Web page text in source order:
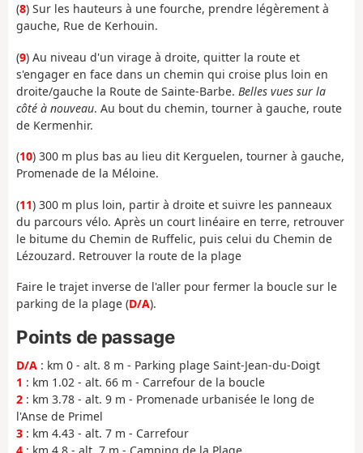
(8) Sur les hauteurs à une fourche, prendre légèrement à
gauche, Rue de Kerhouin.
(9) Au niveau d'un virage à droite, quitter la route et
s'engager en face dans un chemin qui croise plus loin en
droite/gauche la Route de Sainte-Barbe. Belles vues sur la
côté à nouveau. Au bout du chemin, tourner à gauche, route
de Kermenhir.
(10) 300 m plus bas au lieu dit Kerguelen, tourner à gauche,
Promenade de la Méloine.
(11) 300 m plus loin, partir à droite et suivre les panneaux
du parcours vélo. Après un court linéaire en terre, retrouver
le bitume du Chemin de Ruffelic, puis celui du Chemin de
Lézouzard. Retrouver la route de la plage
Faire le trajet inverse de l'aller pour fermer la boucle sur le
parking de la plage (D/A).
Points de passage
D/A : km 0 - alt. 8 m - Parking plage Saint-Jean-du-Doigt
1 : km 1.02 - alt. 66 m - Carrefour de la boucle
2 : km 3.78 - alt. 9 m - Promenade urbanisée le long de
l'Anse de Primel
3 : km 4.43 - alt. 7 m - Carrefour